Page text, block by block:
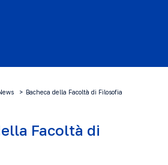
Bacheca della Facoltà di Filosofia
Facoltà di